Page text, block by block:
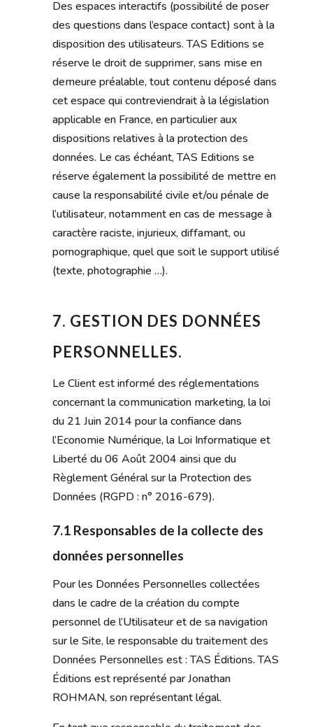
Des espaces interactifs (possibilité de poser
des questions dans l’espace contact) sont à la
disposition des utilisateurs. TAS Editions se
réserve le droit de supprimer, sans mise en
demeure préalable, tout contenu déposé dans
cet espace qui contreviendrait à la législation
applicable en France, en particulier aux
dispositions relatives à la protection des
données. Le cas échéant, TAS Editions se
réserve également la possibilité de mettre en
cause la responsabilité civile et/ou pénale de
l’utilisateur, notamment en cas de message à
caractère raciste, injurieux, diffamant, ou
pornographique, quel que soit le support utilisé
(texte, photographie …).
7. GESTION DES DONNÉES
PERSONNELLES.
Le Client est informé des réglementations
concernant la communication marketing, la loi
du 21 Juin 2014 pour la confiance dans
l’Economie Numérique, la Loi Informatique et
Liberté du 06 Août 2004 ainsi que du
Règlement Général sur la Protection des
Données (RGPD : n° 2016-679).
7.1 Responsables de la collecte des
données personnelles
Pour les Données Personnelles collectées
dans le cadre de la création du compte
personnel de l’Utilisateur et de sa navigation
sur le Site, le responsable du traitement des
Données Personnelles est : TAS Éditions. TAS
Éditions est représenté par Jonathan
ROHMAN, son représentant légal.